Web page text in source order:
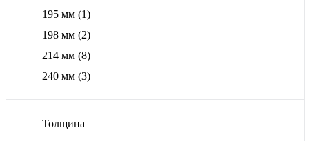
195 мм (1)
198 мм (2)
214 мм (8)
240 мм (3)
Толщина